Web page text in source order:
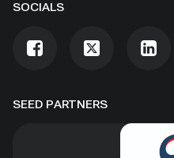
SEED PARTNERS
SOCIALS